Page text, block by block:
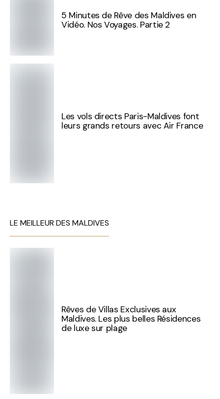
5 Minutes de Rêve des Maldives en
Vidéo. Nos Voyages. Partie 2
Les vols directs Paris-Maldives font
leurs grands retours avec Air France
LE MEILLEUR DES MALDIVES
Rêves de Villas Exclusives aux
Maldives. Les plus belles Résidences
de luxe sur plage